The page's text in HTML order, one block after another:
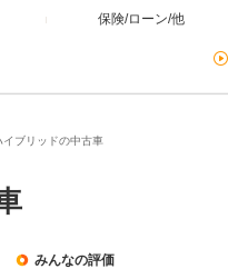
保険/ローン/他
イブリッドの中古車
みんなの評価